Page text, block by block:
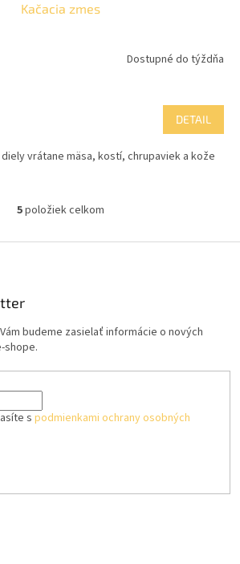
Kačacia zmes
Dostupné do týždňa
DETAIL
vrátane mäsa, kostí, chrupaviek a kože
O
l
e
r
y
s
5položiek celkom
budeme zasielať informácie o nových
shope.
s podmienkami ochrany osobných